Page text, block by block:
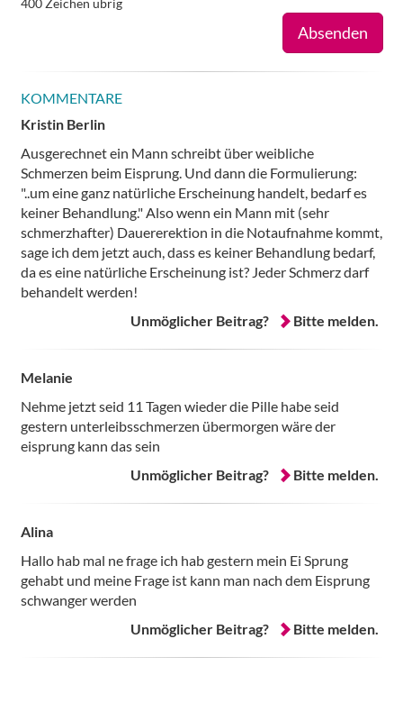
400 Zeichen übrig
Absenden
KOMMENTARE
Kristin Berlin
Ausgerechnet ein Mann schreibt über weibliche
Schmerzen beim Eisprung. Und dann die Formulierung:
"..um eine ganz natürliche Erscheinung handelt, bedarf es
keiner Behandlung." Also wenn ein Mann mit (sehr
schmerzhafter) Dauererektion in die Notaufnahme kommt,
sage ich dem jetzt auch, dass es keiner Behandlung bedarf,
da es eine natürliche Erscheinung ist? Jeder Schmerz darf
behandelt werden!
Unmöglicher Beitrag?
Bitte melden.
Melanie
Nehme jetzt seid 11 Tagen wieder die Pille habe seid
gestern unterleibsschmerzen übermorgen wäre der
eisprung kann das sein
Unmöglicher Beitrag?
Bitte melden.
Alina
Hallo hab mal ne frage ich hab gestern mein Ei Sprung
gehabt und meine Frage ist kann man nach dem Eisprung
schwanger werden
Unmöglicher Beitrag?
Bitte melden.